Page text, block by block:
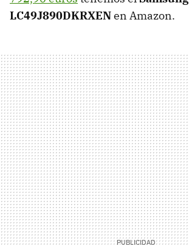
LC49J890DKRXENen Amazon.